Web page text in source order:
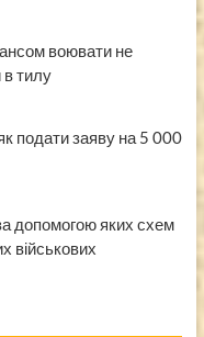
воювати не
тилу
подати заяву на 5 000
допомогою яких схем
військових